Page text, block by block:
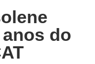
do